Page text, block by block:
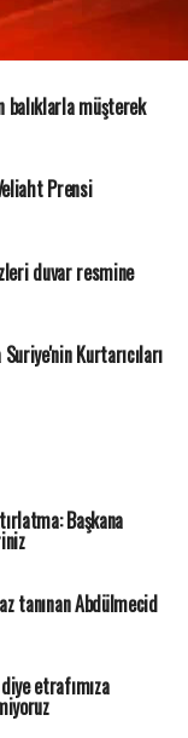
balıklarla müşterek
Prensi
duvar resmine
Kurtarıcıları
Başkana
tanınan Abdülmecid
etrafımıza